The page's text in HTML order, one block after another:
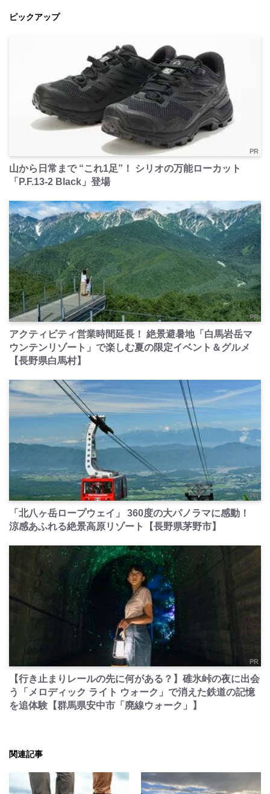
ピックアップ
PR
山から日常まで “これ1足”！ シリオの万能ローカット
「P.F.13-2 Black」登場
PR
アクティビティ営業時間延長！ 絶景避暑地「白馬岩岳マ
ウンテンリゾート」で楽しむ夏の限定イベント＆グルメ
【長野県白馬村】
PR
「北八ヶ岳ロープウェイ」 360度の大パノラマに感動！
涼感あふれる絶景高原リゾート【長野県茅野市】
PR
【行き止まりレールの先に何がある？】碓氷峠の夜に出会
う「メロディック ライト ウォーク」で消えた鉄道の記憶
を追体験【群馬県安中市「廃線ウォーク」】
関連記事